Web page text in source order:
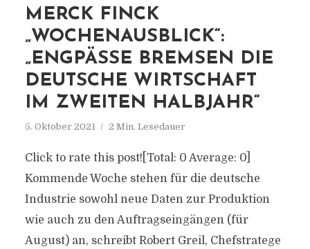
MERCK FINCK
„WOCHENAUSBLICK“:
„ENGPÄSSE BREMSEN DIE
DEUTSCHE WIRTSCHAFT
IM ZWEITEN HALBJAHR“
5. Oktober 2021 2 Min. Lesedauer
Click to rate this post![Total: 0 Average: 0]
Kommende Woche stehen für die deutsche
Industrie sowohl neue Daten zur Produktion
wie auch zu den Auftragseingängen (für
August) an, schreibt Robert Greil, Chefstratege